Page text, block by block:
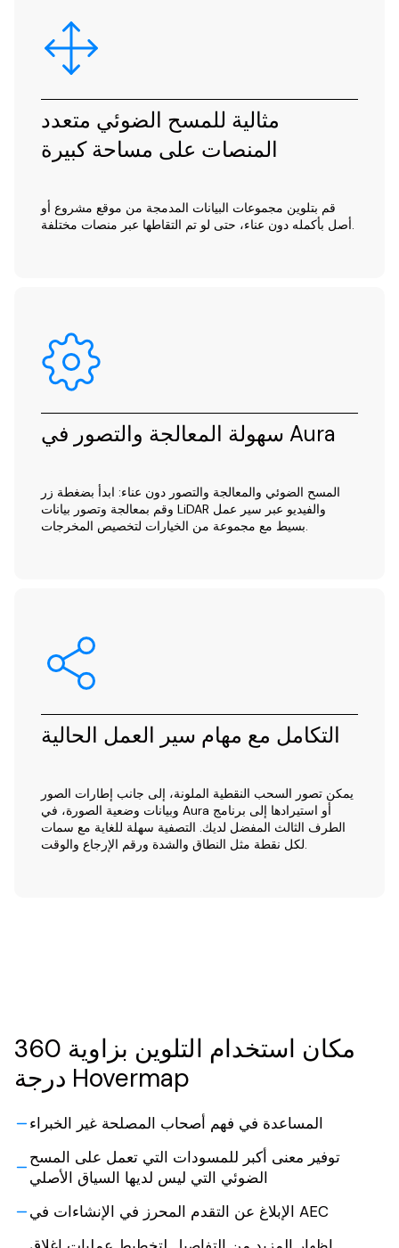
مثالية للمسح الضوئي متعدد
المنصات على مساحة كبيرة
قم بتلوين مجموعات البيانات المدمجة من موقع مشروع أو
أصل بأكمله دون عناء، حتى لو تم التقاطها عبر منصات مختلفة.
سهولة المعالجة والتصور في Aura
المسح الضوئي والمعالجة والتصور دون عناء: ابدأ بضغطة زر
وقم بمعالجة وتصور بيانات LiDAR والفيديو عبر سير عمل
بسيط مع مجموعة من الخيارات لتخصيص المخرجات.
التكامل مع مهام سير العمل الحالية
يمكن تصور السحب النقطية الملونة، إلى جانب إطارات الصور
وبيانات وضعية الصورة، في Aura أو استيرادها إلى برنامج
الطرف الثالث المفضل لديك. التصفية سهلة للغاية مع سمات
لكل نقطة مثل النطاق والشدة ورقم الإرجاع والوقت.
مكان استخدام التلوين بزاوية 360
درجة Hovermap
المساعدة في فهم أصحاب المصلحة غير الخبراء
توفير معنى أكبر للمسودات التي تعمل على المسح
الضوئي التي ليس لديها السياق الأصلي
الإبلاغ عن التقدم المحرز في الإنشاءات في AEC